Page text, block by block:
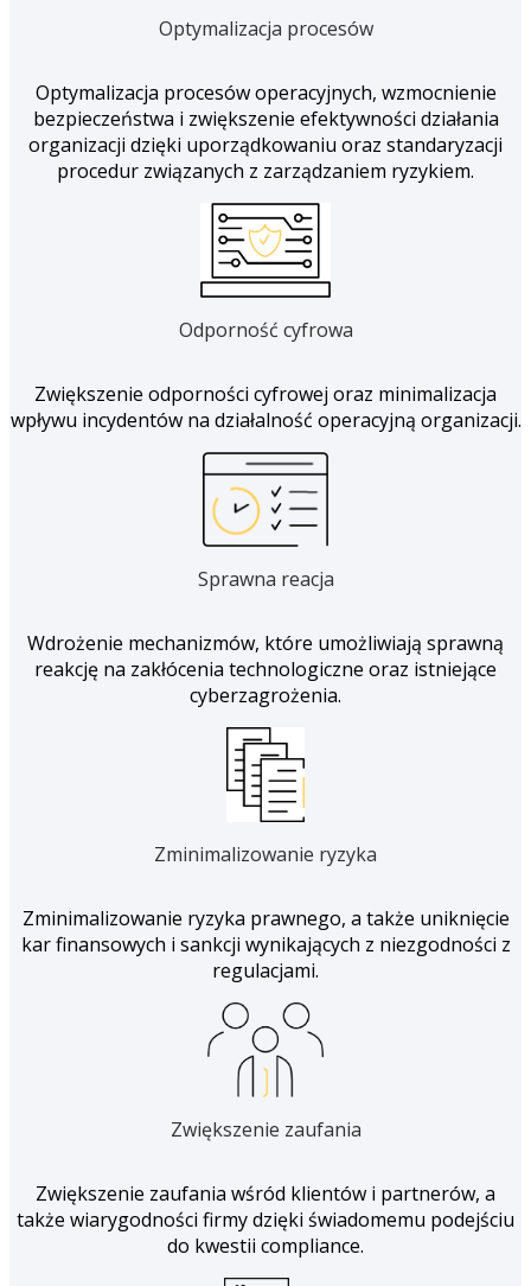
Optymalizacja procesów
Optymalizacja procesów operacyjnych, wzmocnienie
bezpieczeństwa i zwiększenie efektywności działania
organizacji dzięki uporządkowaniu oraz standaryzacji
procedur związanych z zarządzaniem ryzykiem.
Odporność cyfrowa
Zwiększenie odporności cyfrowej oraz minimalizacja
wpływu incydentów na działalność operacyjną organizacji.
Sprawna reacja
Wdrożenie mechanizmów, które umożliwiają sprawną
reakcję na zakłócenia technologiczne oraz istniejące
cyberzagrożenia.
Zminimalizowanie ryzyka
Zminimalizowanie ryzyka prawnego, a także uniknięcie
kar finansowych i sankcji wynikających z niezgodności z
regulacjami.
Zwiększenie zaufania
Zwiększenie zaufania wśród klientów i partnerów, a
także wiarygodności firmy dzięki świadomemu podejściu
do kwestii compliance.